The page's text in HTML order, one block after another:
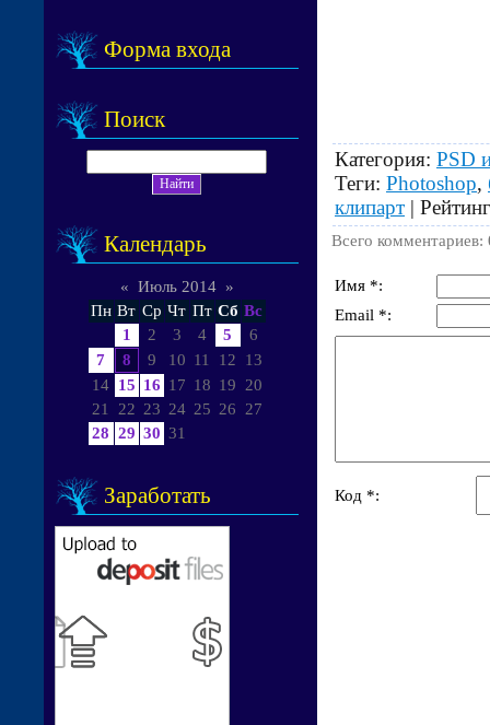
Форма входа
Поиск
Календарь
« Июль 2014 »
Пн Вт Ср Чт Пт Сб Вс
1
2 3 4 5
6
7
8 9 10 11 12
13
14 15 16 17 18 19
20
21
22 23 24 25 26
27
28 29 30 31
Заработать
Категория: PSD
Теги: Photoshop,
клипарт | Рейтинг
Всего комментариев:
Имя *:
Email *:
Код *: